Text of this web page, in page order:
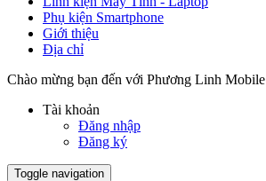
Phụ kiện Smartphone
Giới thiệu
Địa chỉ
Chào mừng bạn đến với Phương Linh Mobile
Tài khoản
Đăng nhập
Đăng ký
Toggle navigation